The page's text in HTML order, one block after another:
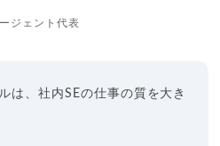
ジェント代表
は、社内SEの仕事の質を大き